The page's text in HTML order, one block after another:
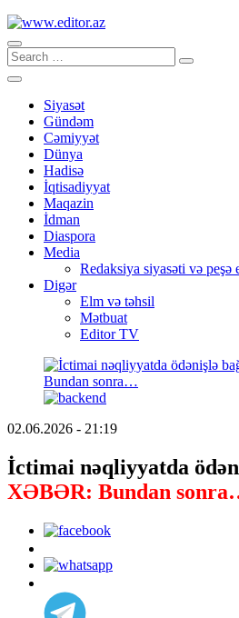
Siyasət
Gündəm
Cəmiyyət
Dünya
Hadisə
İqtisadiyyat
Maqazin
İdman
Diaspora
Media
Redaksiya siyasəti və peşə
Digər
Elm və təhsil
Mətbuat
Editor TV
02.06.2026 - 21:19
İctimai nəqliyyatda
XƏBƏR: Bundan